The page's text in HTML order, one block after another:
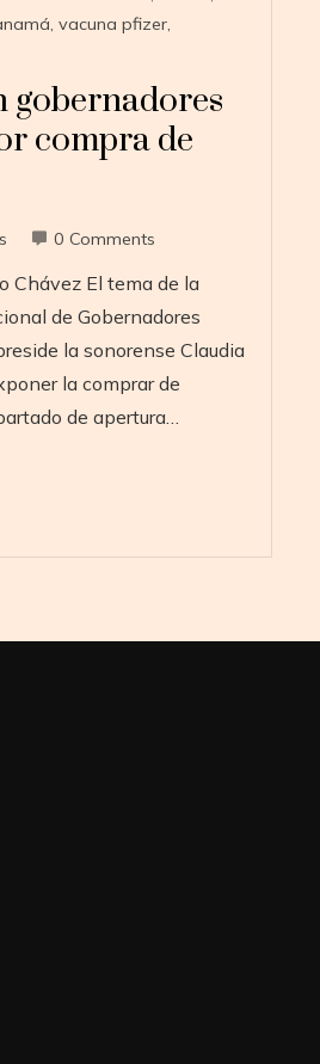
, vacuna pfizer,
gobernadores
compra de
0 Comments
Chávez El tema de la
de Gobernadores
la sonorense Claudia
la comprar de
de apertura…